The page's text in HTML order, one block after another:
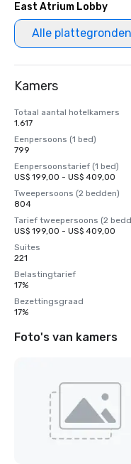
East Atrium Lobby
Alle
Kamers
Totaal aantal hotelkamers
1.617
Eenpersoons (1 bed)
799
Eenpersoonstarief (1 bed)
US$ 199,00 - US$ 409,00
Tweepersoons (2 bedden)
804
Tarief tweepersoons (2
US$ 199,00 - US$ 409,00
Suites
221
Belastingtarief
17%
Bezettingsgraad
17%
Foto's van kamers